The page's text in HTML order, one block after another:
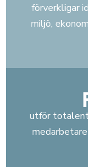
förverkligar
miljö,
utför